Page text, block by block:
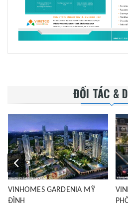
ĐỐI TÁC &
VINHOMES GARDENIA MỸ
ĐÌNH